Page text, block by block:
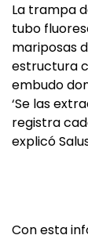
La trampa
tubo
mariposas
estructura
embudo
‘Se las
registra
explicó
Con esta